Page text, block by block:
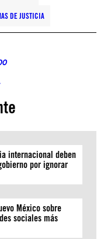
DE JUSTICIA
internacional deben
por ignorar
México sobre
sociales más